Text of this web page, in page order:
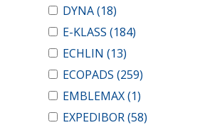
DYNA(18)
E-KLASS (184)
ECHLIN (13)
ECOPADS (259)
EMBLEMAX(1)
EXPEDIBOR(58)